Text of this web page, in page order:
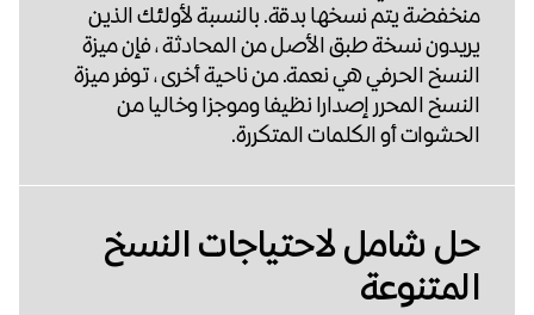
منخفضة يتم نسخها بدقة. بالنسبة لأولئك الذين
يريدون نسخة طبق الأصل من المحادثة ، فإن ميزة
النسخ الحرفي هي نعمة. من ناحية أخرى ، توفر ميزة
النسخ المحرر إصدارا نظيفا وموجزا وخاليا من
الحشوات أو الكلمات المتكررة.
حل شامل لاحتياجات النسخ
المتنوعة